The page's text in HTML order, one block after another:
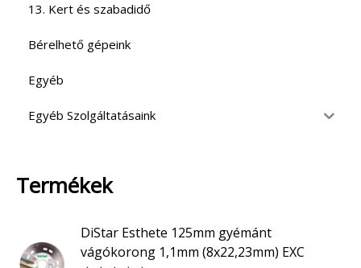
13. Kert és szabadidő
Bérelhető gépeink
Egyéb
Egyéb Szolgáltatásaink
Termékek
DiStar Esthete 125mm gyémánt
vágókorong 1,1mm (8x22,23mm) EXC